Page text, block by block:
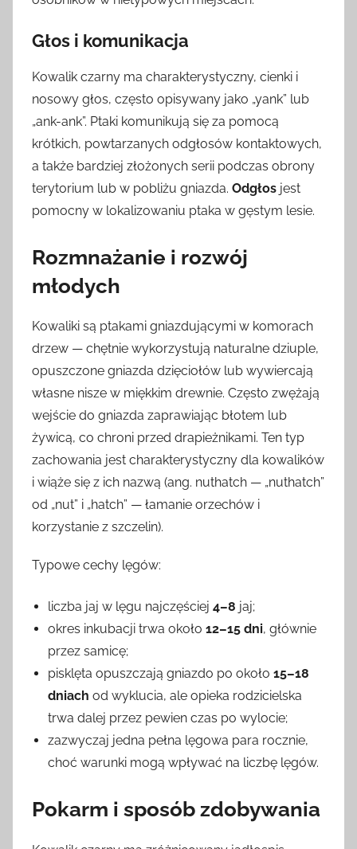
Głos i komunikacja
Kowalik czarny ma charakterystyczny, cienki i
nosowy głos, często opisywany jako „yank” lub
„ank-ank”. Ptaki komunikują się za pomocą
krótkich, powtarzanych odgłosów kontaktowych,
a także bardziej złożonych serii podczas obrony
terytorium lub w pobliżu gniazda. Odgłos jest
pomocny w lokalizowaniu ptaka w gęstym lesie.
Rozmnażanie i rozwój
młodych
Kowaliki są ptakami gniazdującymi w komorach
drzew — chętnie wykorzystują naturalne dziuple,
opuszczone gniazda dzięciołów lub wywiercają
własne nisze w miękkim drewnie. Często zwężają
wejście do gniazda zaprawiając błotem lub
żywicą, co chroni przed drapieżnikami. Ten typ
zachowania jest charakterystyczny dla kowalików
i wiąże się z ich nazwą (ang. nuthatch — „nuthatch”
od „nut” i „hatch” — łamanie orzechów i
korzystanie z szczelin).
Typowe cechy lęgów:
liczba jaj w lęgu najczęściej 4–8 jaj;
okres inkubacji trwa około 12–15 dni, głównie
przez samicę;
pisklęta opuszczają gniazdo po około 15–18
dniach od wyklucia, ale opieka rodzicielska
trwa dalej przez pewien czas po wylocie;
zazwyczaj jedna pełna lęgowa para rocznie,
choć warunki mogą wpływać na liczbę lęgów.
Pokarm i sposób zdobywania